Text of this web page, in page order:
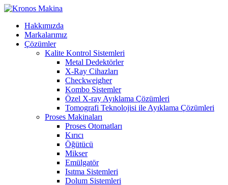
Hakkımızda
Markalarımız
Çözümler
Kalite Kontrol Sistemleri
Metal Dedektörler
X-Ray Cihazları
Checkweigher
Kombo Sistemler
Özel X-ray Ayıklama Çözümleri
Tomografi Teknolojisi ile Ayıklama Çözümleri
Proses Makinaları
Proses Otomatları
Kırıcı
Öğütücü
Mikser
Emülgatör
Isıtma Sistemleri
Dolum Sistemleri